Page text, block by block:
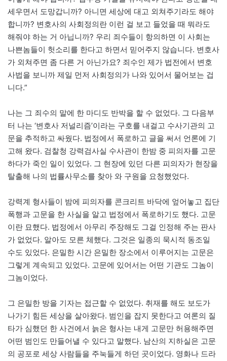
세우면서 도망갑니까? 아니면 세상에 대고 외쳐주기라도 해야
합니까? 변호사의 사회정의란 이런 걸 보고 들었을 때 뭐라도
해줘야 하는 거 아닙니까? 우리 죄수들이 항의하면 이 사회는
나쁜놈들이 헛소리를 한다고 하면서 믿어주지 않습니다. 변호사
가 외쳐주면 좀 다른 거 아닌가요? 죄수인 제가 법전에서 변호
사법을 보니까 제일 먼저 사회정의가 나와 있어서 물어보는 겁
니다.”
나는 그 죄수의 말에 한 마디도 반박을 할 수 없었다. 그 다음부
터 나는 ‘변호사 저널리즘’이라는 구호를 내걸고 수사기관의 고
문을 추적하고 싸웠다. 법정에서 폭로하고 글을 써서 언론에 기
고해 왔다. 검찰청 강력검사실 수사관이 한밤 중 피의자를 고문
하다가 죽인 일이 있었다. 그 현장에 있던 다른 피의자가 현장을
탈출해 나의 법률사무소를 찾아 와 구원을 요청했었다.
강력계 형사들이 밤에 피의자를 콘크리트 바닥에 엎어놓고 집단
폭행과 고문을 한 사실을 알고 법정에서 폭로하기도 했다. 고문
이란 묘했다. 법정에서 아무리 주장해도 그걸 인정해 주는 판사
가 없었다. 알아도 모른 체했다. 그것은 일종의 묵시적 동조일
수도 있었다. 은밀한 시간 은밀한 장소에서 이루어지는 고문은
그렇게 계속되고 있었다. 고문에 있어서는 어떤 기관도 그놈이
그놈이었다.
그 은밀한 방을 기자는 접근할 수 없었다. 취재를 해도 보도가
나가기 힘든 세상을 살아왔다. 범인을 잡지 못한다고 여론의 질
타가 심했던 한 사건에서 늙은 형사는 내게 고문만 허용해주면
어떤 범인도 만들어낼 수 있다고 말했다. 남산의 지하실은 고문
의 공포로 세상 사람들을 주눅들게 하던 곳이었다. 영화나 드라